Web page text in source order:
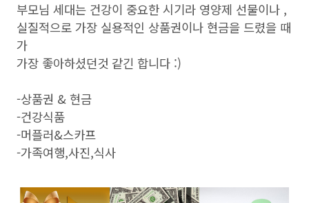
부모님 세대는 건강이 중요한 시기라 영양제 선물이나 ,
실질적으로 가장 실용적인 상품권이나 현금을 드렸을 때
가
가장 좋아하셨던것 같긴 합니다 :)
-상품권 & 현금
-건강식품
-머플러&스카프
-가족여행,사진,식사